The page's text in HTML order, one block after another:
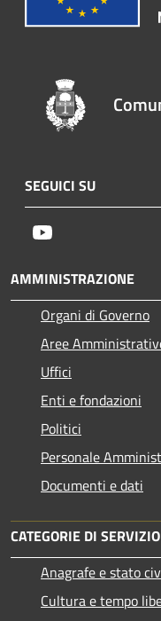
SEGUICI SU
AMMINISTRAZIONE
Organi di Governo
Aree
Uffici
Enti e fondazioni
Politici
Personale
Documenti e dati
CATEGORIE DI SERVIZIO
Anagrafe e stato
Cultura e tempo